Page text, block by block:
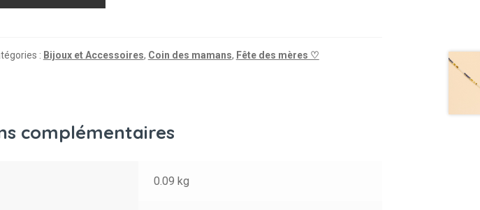
: Bijoux et Accessoires, Coin des mamans, Fête des mères ♡
complémentaires
0.09 kg